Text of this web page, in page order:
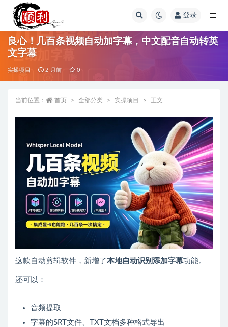
登录
良心！几百条视频自动加字幕，中文配音自动转英
文字幕
实操项目 2 月前 0
当前位置： 首页 全部分类 实操项目 正文
这款自动剪辑软件，新增了本地自动识别添加字幕功能。
还可以：
音频提取
字幕的SRT文件、TXT文档多种格式导出
全部